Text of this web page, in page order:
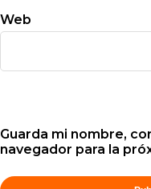
Web
Guarda mi nombre,
navegador para la